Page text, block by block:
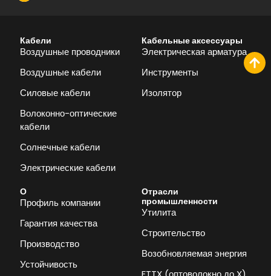
Кабели
Воздушные проводники
Воздушные кабели
Силовые кабели
Волоконно-оптические
кабели
Солнечные кабели
Электрические кабели
Кабельные аксессуары
Электрическая арматура
Инструменты
Изолятор
О
Профиль компании
Гарантия качества
Производство
Устойчивость
Отрасли
промышленности
Утилита
Строительство
Возобновляемая энергия